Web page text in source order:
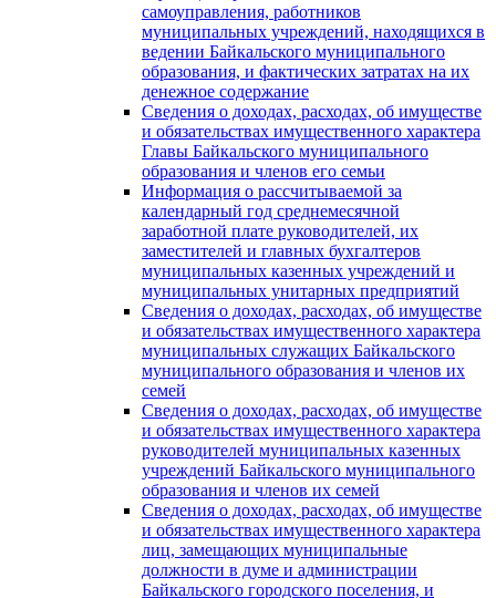
самоуправления, работников
муниципальных учреждений, находящихся в
ведении Байкальского муниципального
образования, и фактических затратах на их
денежное содержание
Сведения о доходах, расходах, об имуществе
и обязательствах имущественного характера
Главы Байкальского муниципального
образования и членов его семьи
Информация о рассчитываемой за
календарный год среднемесячной
заработной плате руководителей, их
заместителей и главных бухгалтеров
муниципальных казенных учреждений и
муниципальных унитарных предприятий
Сведения о доходах, расходах, об имуществе
и обязательствах имущественного характера
муниципальных служащих Байкальского
муниципального образования и членов их
семей
Сведения о доходах, расходах, об имуществе
и обязательствах имущественного характера
руководителей муниципальных казенных
учреждений Байкальского муниципального
образования и членов их семей
Сведения о доходах, расходах, об имуществе
и обязательствах имущественного характера
лиц, замещающих муниципальные
должности в думе и администрации
Байкальского городского поселения, и